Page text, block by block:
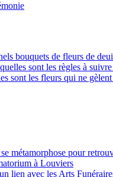
bouquets de fleurs de
sont les règles à
sont les fleurs qui ne gèlent
métamorphose pour
à Louviers
lien avec les Arts